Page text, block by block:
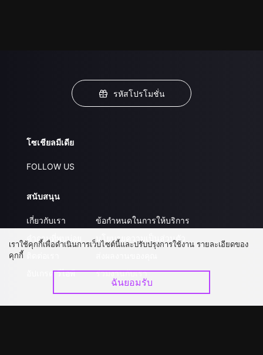
รหัสโปรโมชั่น
โซเชียลมีเดีย
FOLLOW US
สนับสนุน
เกี่ยวกับเรา
คำถามที่พบบ่อย
อัปเกรด วีไอพี
ข้อกำหนดในการให้บริการ
นโยบายความเป็นส่วนตัว
ร่วมงานกับเรา
เราใช้คุกกี้เพื่อดำเนินการเว็บไซต์นี้และปรับปรุงการใช้งาน รายละเอียดของ
คุกกี้
ฉันยอมรับ